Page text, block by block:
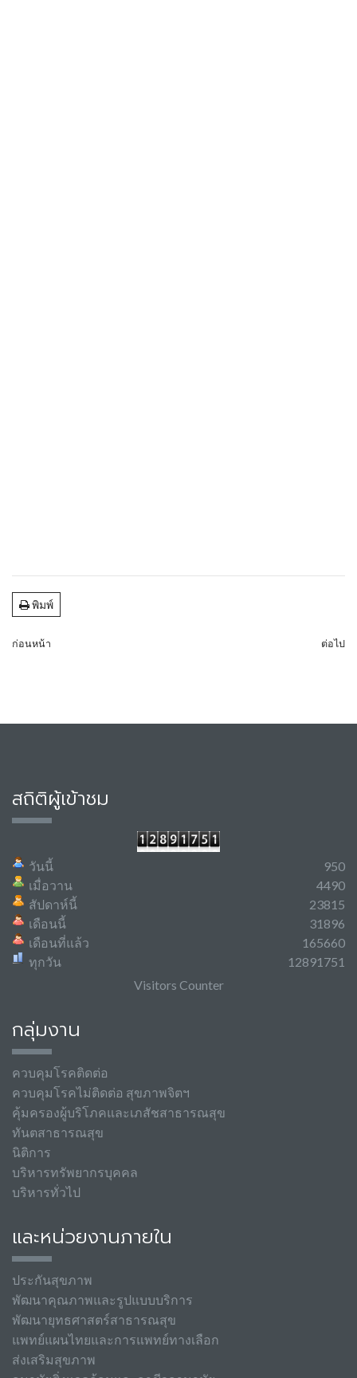
พิมพ์
ก่อนหน้า ต่อไป
สถิติผู้เข้าชม
วันนี้
เมื่อวาน
สัปดาห์นี้
เดือนนี้
เดือนที่แล้ว
ทุกวัน
950
4490
23815
31896
165660
12891751
Visitors Counter
กลุ่มงาน
ควบคุมโรคติดต่อ
ควบคุมโรคไม่ติดต่อ สุขภาพจิตฯ
คุ้มครองผู้บริโภคและเภสัชสาธารณสุข
ทันตสาธารณสุข
นิติการ
บริหารทรัพยากรบุคคล
บริหารทั่วไป
และหน่วยงานภายใน
ประกันสุขภาพ
พัฒนาคุณภาพและรูปแบบบริการ
พัฒนายุทธศาสตร์สาธารณสุข
แพทย์แผนไทยและการแพทย์ทางเลือก
ส่งเสริมสุขภาพ